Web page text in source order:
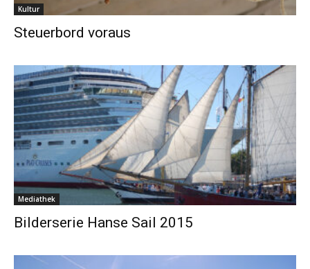
Kultur
Steuerbord voraus
Mediathek
Bilderserie Hanse Sail 2015